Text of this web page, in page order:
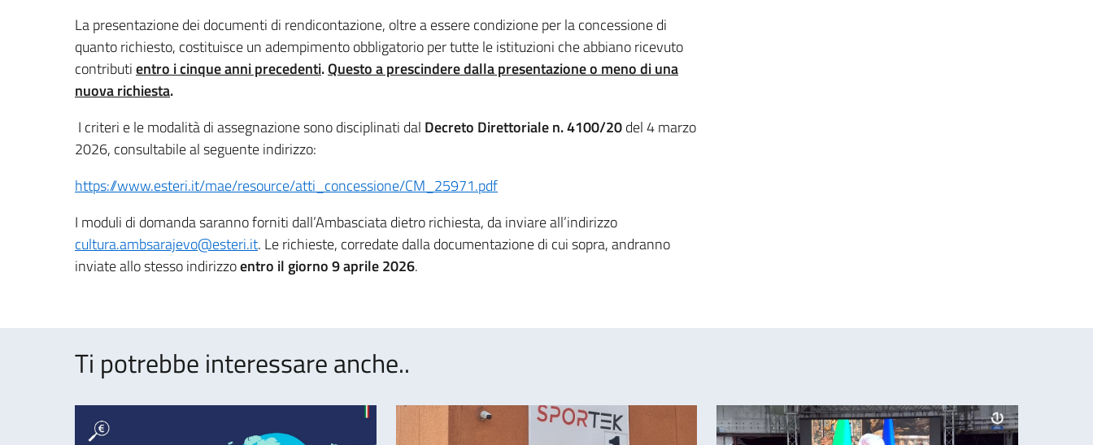
La presentazione dei documenti di rendicontazione, oltre a essere condizione per la concessione di
quanto richiesto, costituisce un adempimento obbligatorio per tutte le istituzioni che abbiano ricevuto
contributientro i cinque anni precedenti.Questo a prescindere dalla presentazione o meno di una
nuova richiesta.
I criteri e le modalità di assegnazione sono disciplinati dal Decreto Direttoriale n. 4100/20del 4 marzo
2026, consultabile al seguente indirizzo:
https://www.esteri.it/mae/resource/atti_concessione/CM_25971.pdf
I moduli di domanda saranno forniti dall’Ambasciata dietro richiesta, da inviare all’indirizzo
cultura.ambsarajevo@esteri.it. Le richieste, corredate dalla documentazione di cui sopra, andranno
inviate allo stesso indirizzoentro il giorno 9 aprile 2026.
Ti potrebbe interessare anche..